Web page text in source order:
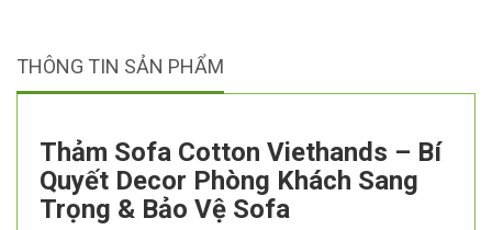
THÔNG TIN SẢN PHẨM
Thảm Sofa Cotton Viethands – Bí
Quyết Decor Phòng Khách Sang
Trọng & Bảo Vệ Sofa